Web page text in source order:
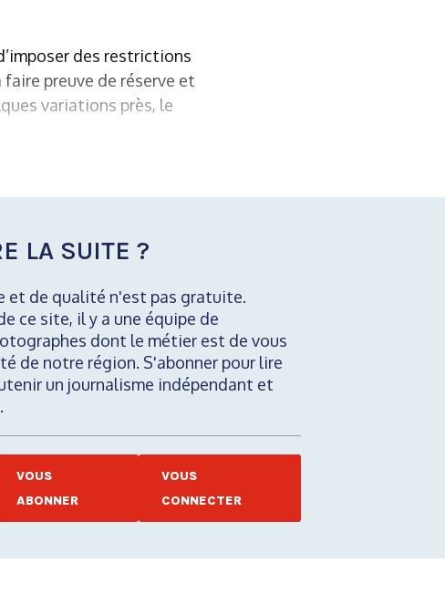
des restrictions
preuve de réserve et
variations près, le
LA SUITE ?
et de qualité n'est pas gratuite.
ce site, il y a une équipe de
dont le métier est de vous
de notre région. S'abonner pour lire
un journalisme indépendant et
VOUS
ABONNER
VOUS
CONNECTER